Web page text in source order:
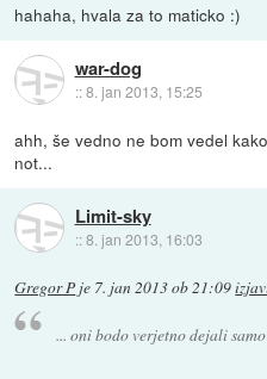
hahaha, hvala za to maticko :)
war-dog
::8. jan 2013, 15:25
ahh, še vedno ne bom vedel
not...
Limit-sky
::8. jan 2013, 16:03
Gregor P je 7. jan 2013 ob 21:09
... oni bodo verjetno dejali